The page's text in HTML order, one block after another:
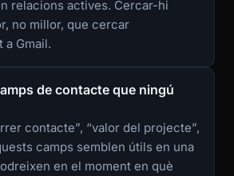
relacions actives. Cercar-hi
no millor, que cercar
a Gmail.
de contacte que ningú
contacte”, “valor del projecte”,
camps semblen útils en una
en el moment en què